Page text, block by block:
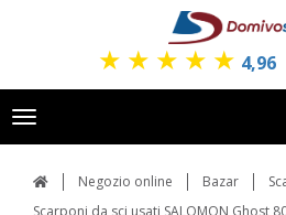
★ ★ ★ ★ ★ 4,96
Toggle
navigation
Negozio online Bazar
Scarponi da sci usati SALOMON Ghost